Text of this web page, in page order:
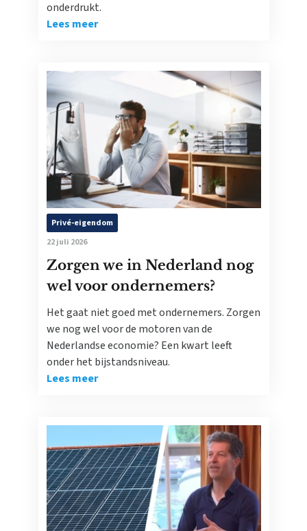
onderdrukt.
Lees meer
Privé-eigendom
22 juli 2026
Zorgen we in Nederland nog
wel voor ondernemers?
Het gaat niet goed met ondernemers. Zorgen
we nog wel voor de motoren van de
Nederlandse economie? Een kwart leeft
onder het bijstandsniveau.
Lees meer